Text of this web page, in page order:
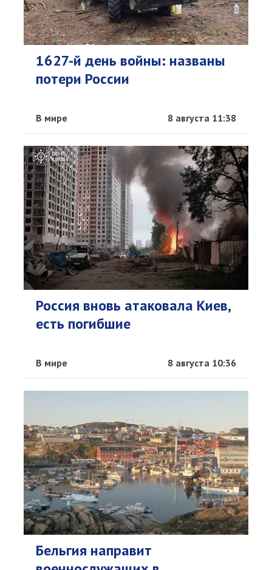
1627-й день войны: названы
потери России
В мире 8 августа 11:38
Россия вновь атаковала Киев,
есть погибшие
В мире 8 августа 10:36
Бельгия направит